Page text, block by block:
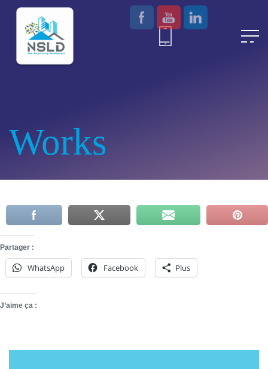
Works
Partager :
WhatsApp Facebook Plus
J’aime ça :